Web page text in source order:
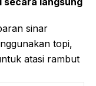
sinar
topi,
atasi rambut